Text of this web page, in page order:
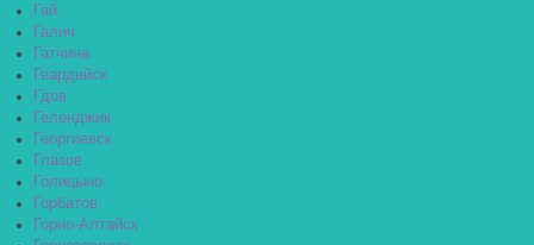
Гай
Галич
Гатчина
Гвардейск
Гдов
Геленджик
Георгиевск
Глазов
Голицыно
Горбатов
Горно-Алтайск